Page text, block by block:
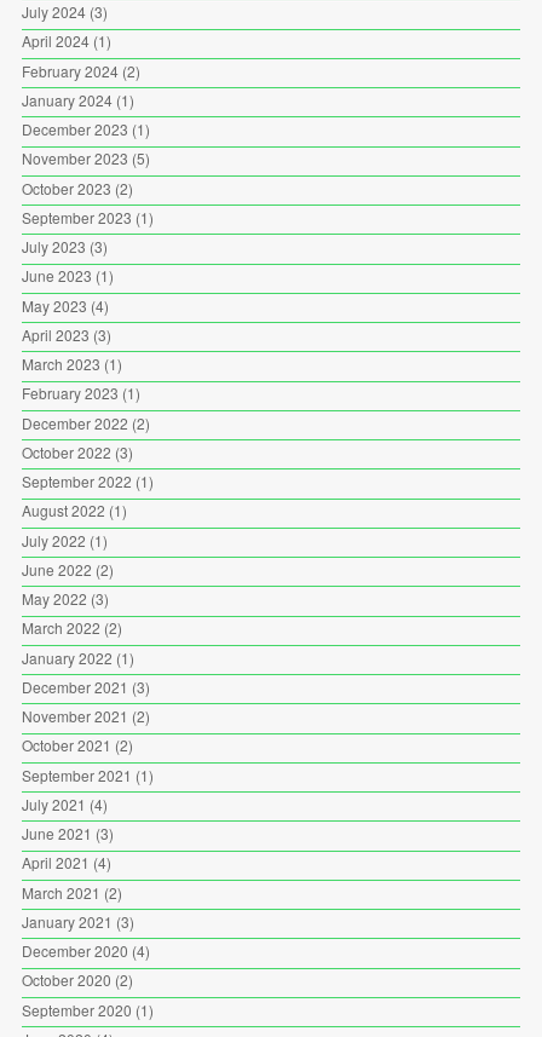
July 2024(3)
April 2024(1)
February 2024(2)
January 2024(1)
December 2023 (1)
November 2023 (5)
October 2023 (2)
September 2023 (1)
July 2023 (3)
June 2023 (1)
May 2023 (4)
April 2023 (3)
March 2023 (1)
February 2023 (1)
December 2022 (2)
October 2022 (3)
September 2022 (1)
August 2022 (1)
July 2022 (1)
June 2022 (2)
May 2022 (3)
March 2022 (2)
January 2022 (1)
December 2021 (3)
November 2021 (2)
October 2021 (2)
September 2021 (1)
July 2021 (4)
June 2021 (3)
April 2021 (4)
March 2021 (2)
January 2021 (3)
December 2020 (4)
October 2020 (2)
September 2020 (1)